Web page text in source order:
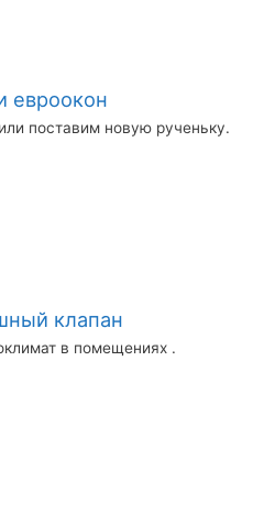
евроокон
поставим новую рученьку.
клапан
в помещениях .